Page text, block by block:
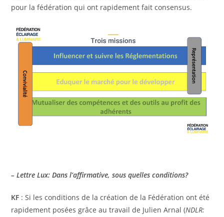
pour la fédération qui ont rapidement fait consensus.
– Lettre Lux: Dans l’affirmative, sous quelles conditions?
KF : Si les conditions de la création de la Fédération ont été
rapidement posées grâce au travail de Julien Arnal (NDLR: